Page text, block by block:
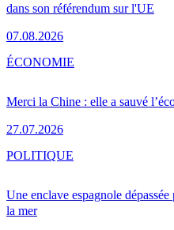
dans son référendum sur l'UE
07.08.2026
Merci la Chine : elle a sauvé
27.07.2026
ÉCONOMIE
Une enclave espagnole
la mer
POLITIQUE